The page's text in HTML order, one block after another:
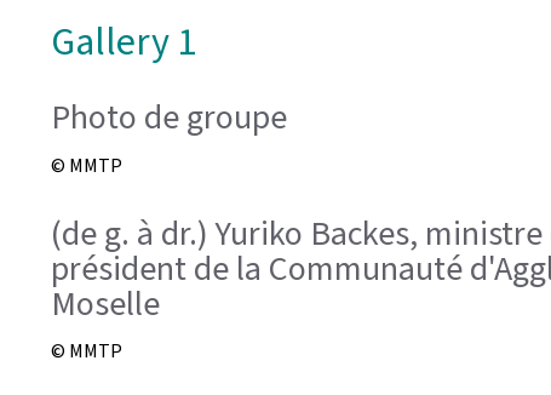
Gallery 1
Photo de groupe
© MMTP
(de g. à dr.) Yuriko Backes,
président de la Communauté
Moselle
© MMTP